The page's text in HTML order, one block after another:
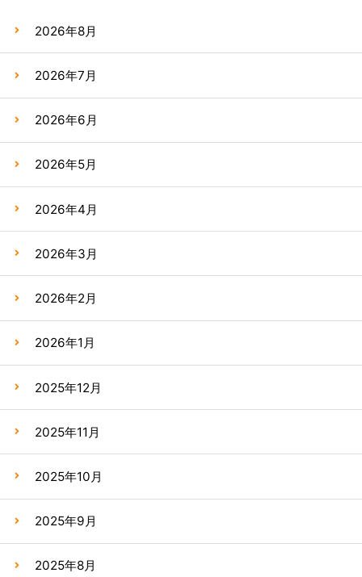
2026年8月
2026年7月
2026年6月
2026年5月
2026年4月
2026年3月
2026年2月
2026年1月
2025年12月
2025年11月
2025年10月
2025年9月
2025年8月